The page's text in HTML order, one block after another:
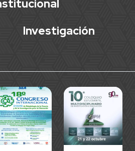
10, Jul
30, Jun